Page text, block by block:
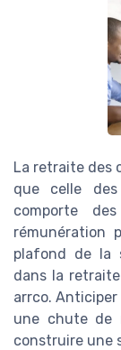
La retraite des
que celle
comporte
rémunération
plafond de la
dans la
arrco. Anticiper
une chute de
construire une